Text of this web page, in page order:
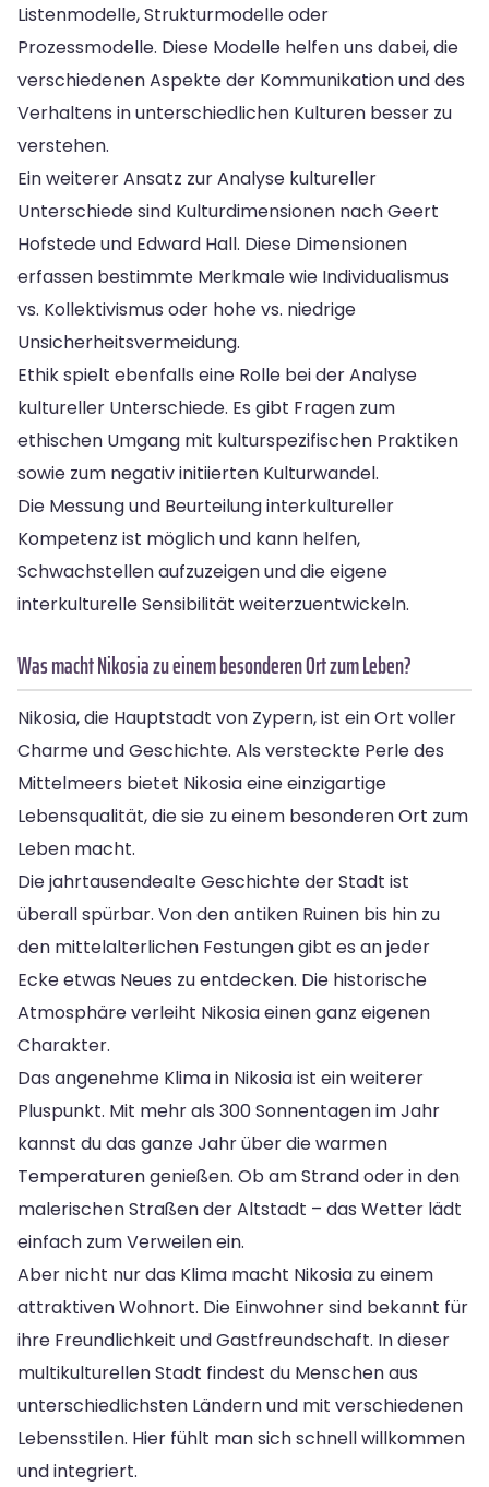
Listenmodelle, Strukturmodelle oder
Prozessmodelle. Diese Modelle helfen uns dabei, die
verschiedenen Aspekte der Kommunikation und des
Verhaltens in unterschiedlichen Kulturen besser zu
verstehen.
Ein weiterer Ansatz zur Analyse kultureller
Unterschiede sind Kulturdimensionen nach Geert
Hofstede und Edward Hall. Diese Dimensionen
erfassen bestimmte Merkmale wie Individualismus
vs. Kollektivismus oder hohe vs. niedrige
Unsicherheitsvermeidung.
Ethik spielt ebenfalls eine Rolle bei der Analyse
kultureller Unterschiede. Es gibt Fragen zum
ethischen Umgang mit kulturspezifischen Praktiken
sowie zum negativ initiierten Kulturwandel.
Die Messung und Beurteilung interkultureller
Kompetenz ist möglich und kann helfen,
Schwachstellen aufzuzeigen und die eigene
interkulturelle Sensibilität weiterzuentwickeln.
Was macht Nikosia zu einem besonderen Ort zum Leben?
Nikosia, die Hauptstadt von Zypern, ist ein Ort voller
Charme und Geschichte. Als versteckte Perle des
Mittelmeers bietet Nikosia eine einzigartige
Lebensqualität, die sie zu einem besonderen Ort zum
Leben macht.
Die jahrtausendealte Geschichte der Stadt ist
überall spürbar. Von den antiken Ruinen bis hin zu
den mittelalterlichen Festungen gibt es an jeder
Ecke etwas Neues zu entdecken. Die historische
Atmosphäre verleiht Nikosia einen ganz eigenen
Charakter.
Das angenehme Klima in Nikosia ist ein weiterer
Pluspunkt. Mit mehr als 300 Sonnentagen im Jahr
kannst du das ganze Jahr über die warmen
Temperaturen genießen. Ob am Strand oder in den
malerischen Straßen der Altstadt – das Wetter lädt
einfach zum Verweilen ein.
Aber nicht nur das Klima macht Nikosia zu einem
attraktiven Wohnort. Die Einwohner sind bekannt für
ihre Freundlichkeit und Gastfreundschaft. In dieser
multikulturellen Stadt findest du Menschen aus
unterschiedlichsten Ländern und mit verschiedenen
Lebensstilen. Hier fühlt man sich schnell willkommen
und integriert.